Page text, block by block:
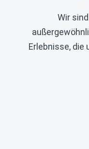
Wir
Erlebnisse, die